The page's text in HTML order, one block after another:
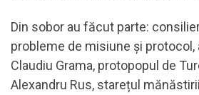
Din sobor au făcut parte:
probleme de misiune și protocol,
Claudiu Grama, protopopul de
Alexandru Rus, starețul